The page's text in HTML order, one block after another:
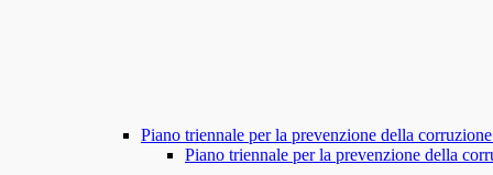
Piano triennale per la prevenzione della
Piano triennale per la prevenzione della